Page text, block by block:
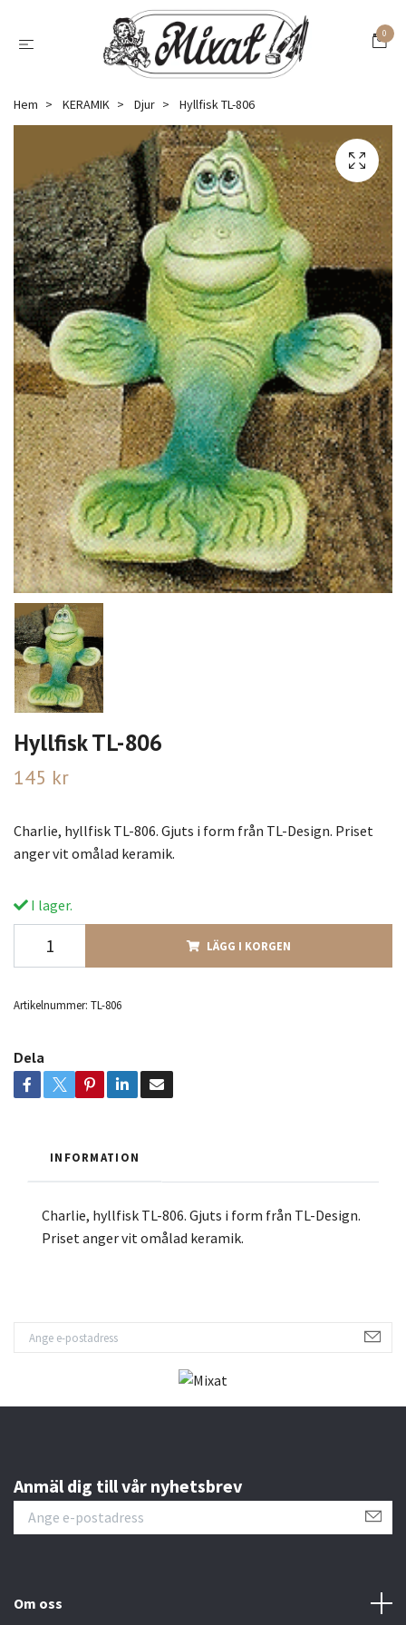
0
Hem KERAMIK Djur Hyllfisk TL-806
Hyllfisk TL-806
145 kr
Charlie, hyllfisk TL-806. Gjuts i form från TL-Design. Priset
anger vit omålad keramik.
I lager.
LÄGG I KORGEN
Artikelnummer: TL-806
Dela
INFORMATION
Charlie, hyllfisk TL-806. Gjuts i form från TL-Design.
Priset anger vit omålad keramik.
Anmäl dig till vår nyhetsbrev
Om oss